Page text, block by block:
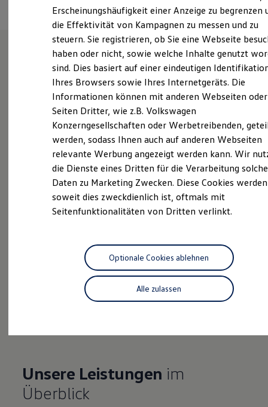
Sicherheit
Garantie und Lebensdauer
Nachhaltigkeit
Technologie
Kosten und Kauf
Verbrauchskosten
Kaufoptionen
E-Auto-Förderung
Software und Konnektivität
ID. Software Versionen und Updates
Digitale Extras
Schnittstellen zu Ihrem ID.
Hybridautos
Marke und Erlebnis
Volkswagen R und R Experience
R-Modelle
Driving Experience
Volkswagen entdecken
Lifestyle Shop
T-Roc Kollektion
Golf Kollektion
ID. Kollektion
Volkswagen Kollektion
R-Kollektion
Software Updates
Service und Ersatzteile
Inspektion und HU/AU
Wie können wir
Ihnen weiterhelfen?
Probefahrt vereinbaren
Serviceanfrage stellen
Unsere Leistungen im
Überblick
Erscheinungshäufigkeit einer Anzeige zu begrenzen
die Effektivität von Kampagnen zu messen und zu
steuern. Sie registrieren, ob Sie eine Webseite
haben oder nicht, sowie welche Inhalte genutzt
sind. Dies basiert auf einer eindeutigen
Ihres Browsers sowie Ihres Internetgeräts. Die
Informationen können mit anderen Webseiten oder
Seiten Dritter, wie z.B. Volkswagen
Konzerngesellschaften oder Werbetreibenden,
werden, sodass Ihnen auch auf anderen Webseiten
relevante Werbung angezeigt werden kann. Wir
die Dienste eines Dritten für die Verarbeitung
Daten zu Marketing Zwecken. Diese Cookies
soweit dies zweckdienlich ist, oftmals mit
Seitenfunktionalitäten von Dritten verlinkt.
Alle zulassen
Optionale Cookies ablehnen